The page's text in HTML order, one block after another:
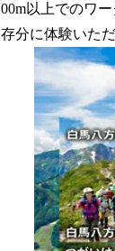
00m以上でのワ
存分に体験いた